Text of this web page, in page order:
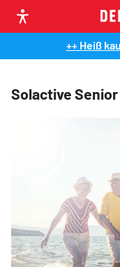
++ Heiß
Solactive